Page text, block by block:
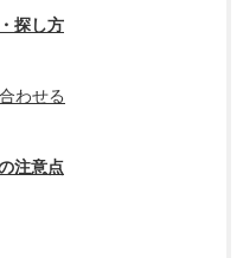
探し方
わせる
注意点